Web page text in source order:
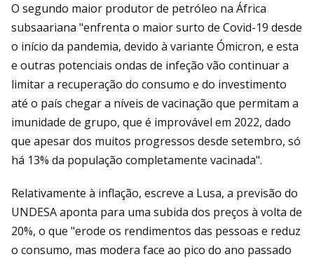
O segundo maior produtor de petróleo na África
subsaariana "enfrenta o maior surto de Covid-19 desde
o início da pandemia, devido à variante Ómicron, e esta
e outras potenciais ondas de infeção vão continuar a
limitar a recuperação do consumo e do investimento
até o país chegar a níveis de vacinação que permitam a
imunidade de grupo, que é improvável em 2022, dado
que apesar dos muitos progressos desde setembro, só
há 13% da população completamente vacinada".
Relativamente à inflação, escreve a Lusa, a previsão do
UNDESA aponta para uma subida dos preços à volta de
20%, o que "erode os rendimentos das pessoas e reduz
o consumo, mas modera face ao pico do ano passado